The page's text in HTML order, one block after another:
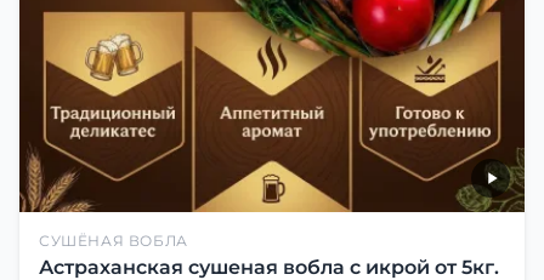
СУШЁНАЯ ВОБЛА
Астраханская сушеная вобла с икрой от 5кг.